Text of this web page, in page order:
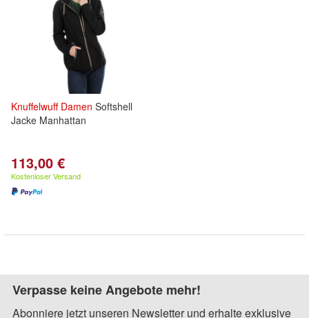
Knuffelwuff Damen Softshell
Jacke Manhattan
113,00 €
Kostenloser Versand
Verpasse keine Angebote mehr!
Abonniere jetzt unseren Newsletter und erhalte exklusive